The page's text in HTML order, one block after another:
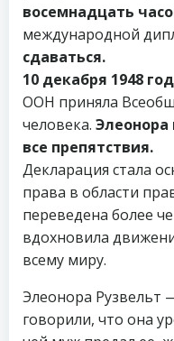
восемнадцать
международной
сдаваться.
10 декабря 1948
ООН приняла
человека. Элеонора
все препятствия.
Декларация стала
права в области
переведена более
вдохновила
всему миру.
Элеонора Рузвельт
говорили, что она